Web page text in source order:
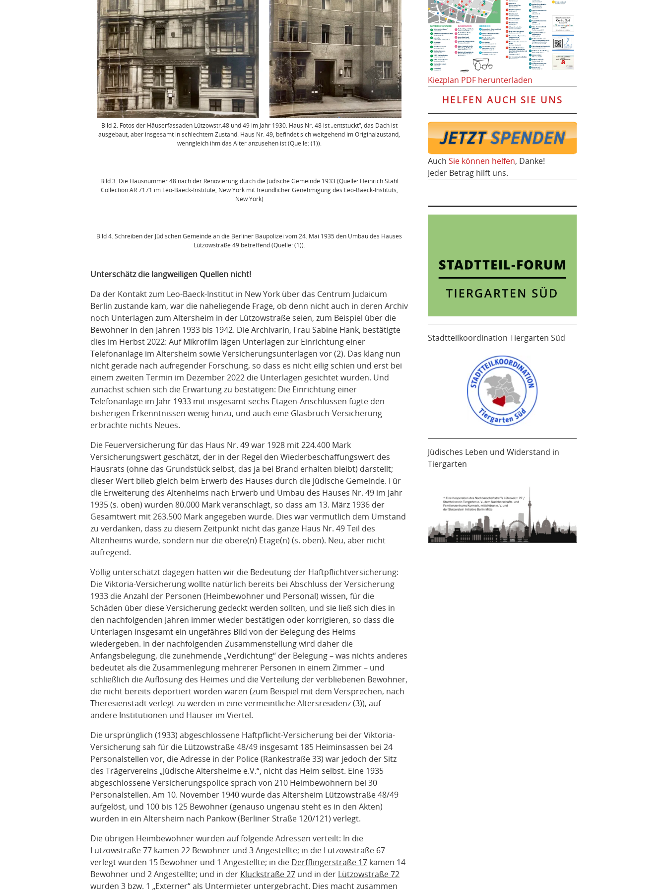
Bild 2. Fotos der Häuserfassaden Lützowstr.48 und 49 im Jahr 1930. Haus Nr. 48 ist „entstuckt“, das Dach ist
ausgebaut, aber insgesamt in schlechtem Zustand. Haus Nr. 49, befindet sich weitgehend im Originalzustand,
wenngleich ihm das Alter anzusehen ist (Quelle: (1)).
Bild 3. Die Hausnummer 48 nach der Renovierung durch die Jüdische Gemeinde 1933 (Quelle: Heinrich Stahl
Collection AR 7171 im Leo-Baeck-Institute, New York mit freundlicher Genehmigung des Leo-Baeck-Instituts,
New York)
Bild 4. Schreiben der Jüdischen Gemeinde an die Berliner Baupolizei vom 24. Mai 1935 den Umbau des Hauses
Lützowstraße 49 betreffend (Quelle: (1)).
Unterschätz die langweiligen Quellen nicht!
Da der Kontakt zum Leo-Baeck-Institut in New York über das Centrum Judaicum
Berlin zustande kam, war die naheliegende Frage, ob denn nicht auch in deren Archiv
noch Unterlagen zum Altersheim in der Lützowstraße seien, zum Beispiel über die
Bewohner in den Jahren 1933 bis 1942. Die Archivarin, Frau Sabine Hank, bestätigte
dies im Herbst 2022: Auf Mikrofilm lägen Unterlagen zur Einrichtung einer
Telefonanlage im Altersheim sowie Versicherungsunterlagen vor (2). Das klang nun
nicht gerade nach aufregender Forschung, so dass es nicht eilig schien und erst bei
einem zweiten Termin im Dezember 2022 die Unterlagen gesichtet wurden. Und
zunächst schien sich die Erwartung zu bestätigen: Die Einrichtung einer
Telefonanlage im Jahr 1933 mit insgesamt sechs Etagen-Anschlüssen fügte den
bisherigen Erkenntnissen wenig hinzu, und auch eine Glasbruch-Versicherung
erbrachte nichts Neues.
Die Feuerversicherung für das Haus Nr. 49 war 1928 mit 224.400 Mark
Versicherungswert geschätzt, der in der Regel den Wiederbeschaffungswert des
Hausrats (ohne das Grundstück selbst, das ja bei Brand erhalten bleibt) darstellt;
dieser Wert blieb gleich beim Erwerb des Hauses durch die jüdische Gemeinde. Für
die Erweiterung des Altenheims nach Erwerb und Umbau des Hauses Nr. 49 im Jahr
1935 (s. oben) wurden 80.000 Mark veranschlagt, so dass am 13. März 1936 der
Gesamtwert mit 263.500 Mark angegeben wurde. Dies war vermutlich dem Umstand
zu verdanken, dass zu diesem Zeitpunkt nicht das ganze Haus Nr. 49 Teil des
Altenheims wurde, sondern nur die obere(n) Etage(n) (s. oben). Neu, aber nicht
aufregend.
Völlig unterschätzt dagegen hatten wir die Bedeutung der Haftpflichtversicherung:
Die Viktoria-Versicherung wollte natürlich bereits bei Abschluss der Versicherung
1933 die Anzahl der Personen (Heimbewohner und Personal) wissen, für die
Schäden über diese Versicherung gedeckt werden sollten, und sie ließ sich dies in
den nachfolgenden Jahren immer wieder bestätigen oder korrigieren, so dass die
Unterlagen insgesamt ein ungefähres Bild von der Belegung des Heims
wiedergeben. In der nachfolgenden Zusammenstellung wird daher die
Anfangsbelegung, die zunehmende „Verdichtung“ der Belegung – was nichts anderes
bedeutet als die Zusammenlegung mehrerer Personen in einem Zimmer – und
schließlich die Auflösung des Heimes und die Verteilung der verbliebenen Bewohner,
die nicht bereits deportiert worden waren (zum Beispiel mit dem Versprechen, nach
Theresienstadt verlegt zu werden in eine vermeintliche Altersresidenz (3)), auf
andere Institutionen und Häuser im Viertel.
Die ursprünglich (1933) abgeschlossene Haftpflicht-Versicherung bei der Viktoria-
Versicherung sah für die Lützowstraße 48/49 insgesamt 185 Heiminsassen bei 24
Personalstellen vor, die Adresse in der Police (Rankestraße 33) war jedoch der Sitz
des Trägervereins „Jüdische Altersheime e.V.“, nicht das Heim selbst. Eine 1935
abgeschlossene Versicherungspolice sprach von 210 Heimbewohnern bei 30
Personalstellen. Am 10. November 1940 wurde das Altersheim Lützowstraße 48/49
aufgelöst, und 100 bis 125 Bewohner (genauso ungenau steht es in den Akten)
wurden in ein Altersheim nach Pankow (Berliner Straße 120/121) verlegt.
Die übrigen Heimbewohner wurden auf folgende Adressen verteilt: In die
Lützowstraße 77 kamen 22 Bewohner und 3 Angestellte; in die Lützowstraße 67
verlegt wurden 15 Bewohner und 1 Angestellte; in die Derfflingerstraße 17 kamen 14
Bewohner und 2 Angestellte; und in der Kluckstraße 27 und in der Lützowstraße 72
wurden 3 bzw. 1 „Externer“ als Untermieter untergebracht. Dies macht zusammen
Kiezplan PDF herunterladen
HELFEN AUCH SIE UNS
Auch Sie können helfen, Danke!
Jeder Betrag hilft uns.
Stadtteilkoordination Tiergarten Süd
Jüdisches Leben und Widerstand in
Tiergarten